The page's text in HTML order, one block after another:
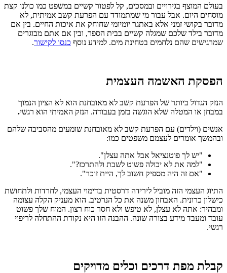
בעולם המוצף בגירויים ובמסכים, קל לפטור קשיים במשפט כמו כולנו קצת
מוסחים היום. אבל עבור מי שמתמודד עם הפרעת קשב אמיתית, לא
מדובר בקושי זמני אלא באתגר יומיומי שחוחק את איכות החיים. בין אם
מדובר בילד שלכם שמגלה קשיים בבית הספר, ובין אם אתם מבוגרים
שמרגישים שהם נלחמים בטחינת מים. למידע נוסף כנסו לקישור.
הפסקת האשמה העצמית
הנזק הגדול ביותר של הפרעת קשב לא מאובחנת הוא לא הציון הנמוך
במבחן או המטלה שלא הוגשה בזמן בעבודה. הנזק האמיתי הוא רגשי.
אנשים (וילדים) עם הפרעת קשב לא מאובחנת שומעים מהסביבה שלהם
ובהמשך אומרים לעצמם משפטים כמו:
"יש לך פוטנציאל אבל אתה עצלן".
"למה את לא יכולה פשוט לשבת ולהתרכז?".
"אם זה היה מספיק חשוב לך, היית זוכר".
התיוג העצמי הזה מוביל לירידה דרסטית בדימוי העצמי, לחרדות ולתחושת
כישלון כרונית. האבחון משנה את כל הנרטיב. הוא מעניק הקלה עצומה
ומבהיר: אתה לא עצלן, לא טיפש ולא חסר כוח רצון. המוח שלך פשוט
עובד ומעבד מידע בצורה שונה. ההבנה הזו היא נקודת ההתחלה לריפוי
רגשי.
קבלת מפת דרכים וכלים מדויקים